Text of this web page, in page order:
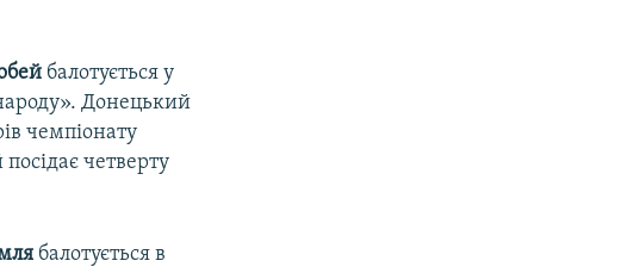
балотується у
Донецький
чемпіонату
четверту
балотується в